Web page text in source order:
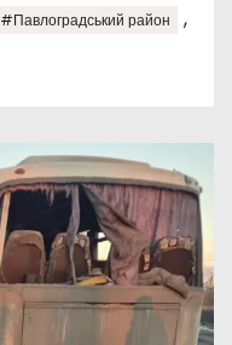
#Павлоградський район ,